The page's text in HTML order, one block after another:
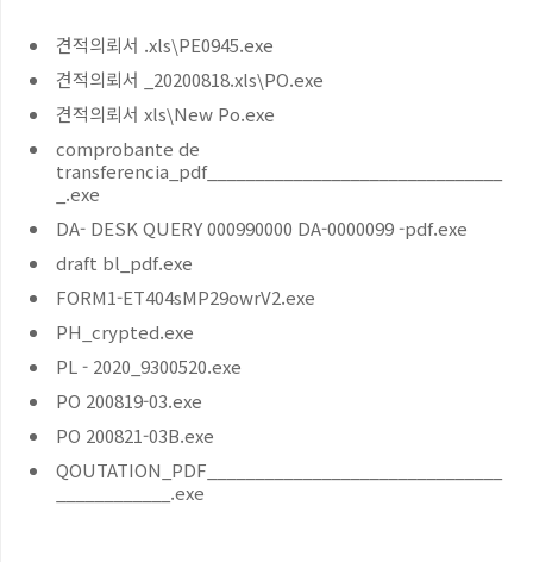
견적의뢰서 .xls\PE0945.exe
견적의뢰서 _20200818.xls\PO.exe
견적의뢰서 xls\New Po.exe
comprobante de
transferencia_pdf_______________________________
_.exe
DA- DESK QUERY 000990000 DA-0000099 -pdf.exe
draft bl_pdf.exe
FORM1-ET404sMP29owrV2.exe
PH_crypted.exe
PL - 2020_9300520.exe
PO 200819-03.exe
PO 200821-03B.exe
QOUTATION_PDF_______________________________
____________.exe